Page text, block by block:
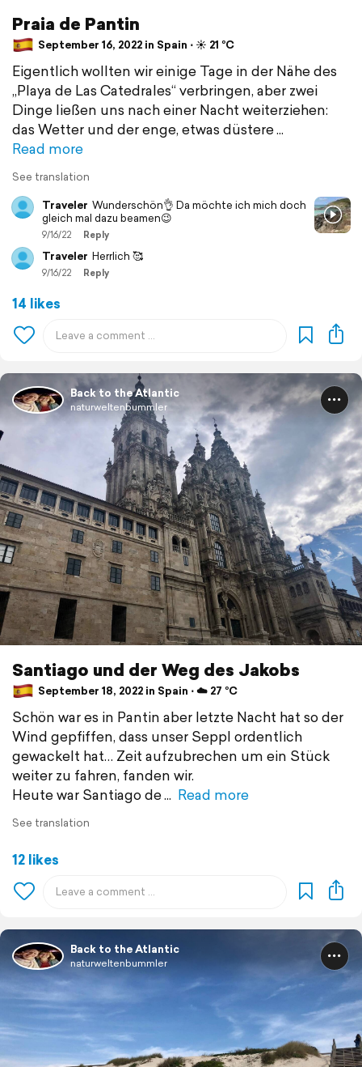
Praia de Pantin
September 16, 2022 in Spain ⋅ ☀️ 21 °C
Eigentlich wollten wir einige Tage in der Nähe des
„Playa de Las Catedrales“ verbringen, aber zwei
Dinge ließen uns nach einer Nacht weiterziehen:
das Wetter und der enge, etwas düstere
Read more
See translation
Traveler Wunderschön👌 Da möchte ich mich doch
gleich mal dazu beamen😉
9/16/22 Reply
Traveler Herrlich 🥰
9/16/22 Reply
14 likes
Back to the Atlantic
naturweltenbummler
Santiago und der Weg des Jakobs
September 18, 2022 in Spain ⋅ ☁️ 27 °C
Schön war es in Pantin aber letzte Nacht hat so der
Wind gepfiffen, dass unser Seppl ordentlich
gewackelt hat… Zeit aufzubrechen um ein Stück
weiter zu fahren, fanden wir.
Heute war Santiago de
Read more
See translation
12 likes
Back to the Atlantic
naturweltenbummler